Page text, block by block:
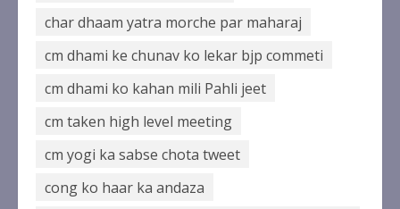
4
प्रशासन पूरी तरह सतर्क
5
वित्तीय समावेशन से ग्रामीण महिलाओं को
आर्थिक रूप से सशक्त बनाने पर जोर
August 7, 2026
char dhaam yatra morche par maharaj
cm dhami ke chunav ko lekar bjp commeti
cm dhami ko kahan mili Pahli jeet
cm taken high level meeting
cm yogi ka sabse chota tweet
cong ko haar ka andaza